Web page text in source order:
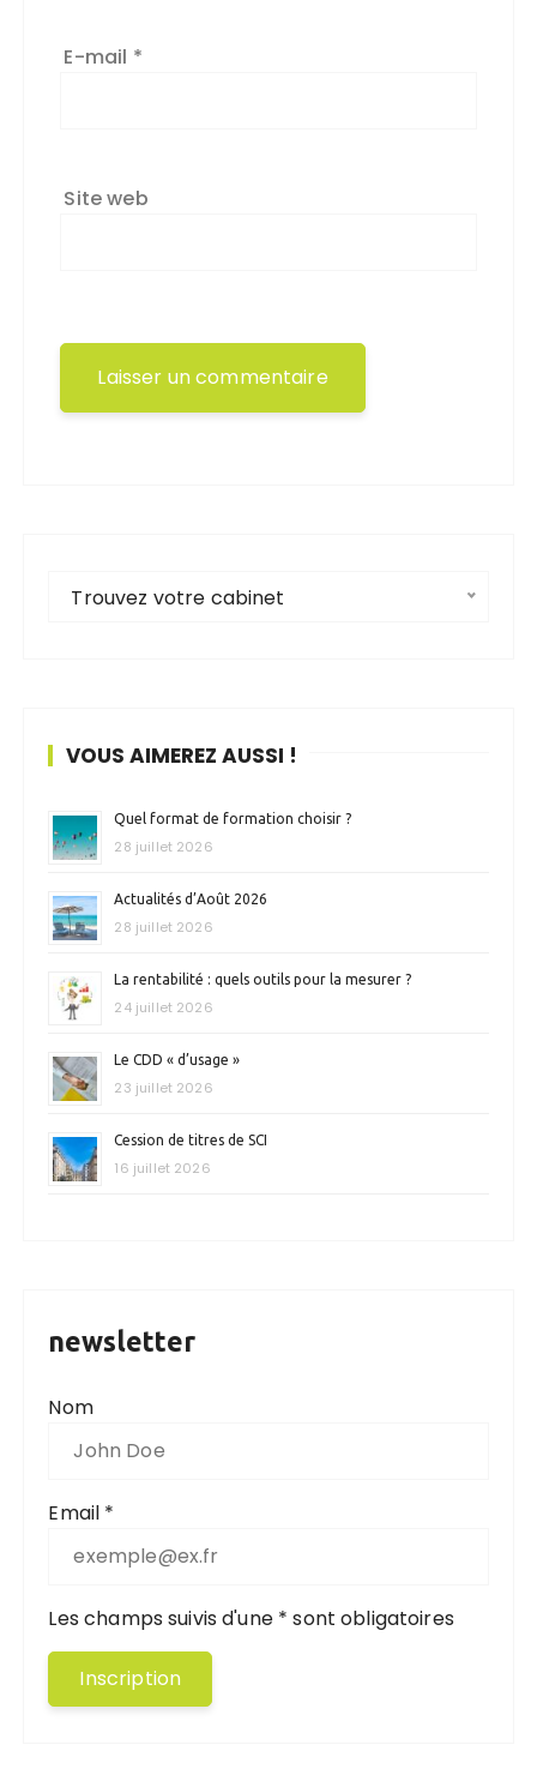
E-mail *
Site web
Trouvez votre cabinet
VOUS AIMEREZ AUSSI !
Quel format de formation choisir ?
28 juillet 2026
Actualités d’Août 2026
28 juillet 2026
La rentabilité : quels outils pour la mesurer ?
24 juillet 2026
Le CDD « d’usage »
23 juillet 2026
Cession de titres de SCI
16 juillet 2026
newsletter
Nom
Email *
Les champs suivis d'une * sont obligatoires